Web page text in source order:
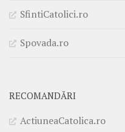
SfintiCatolici.ro
Spovada.ro
RECOMANDĂRI
ActiuneaCatolica.ro